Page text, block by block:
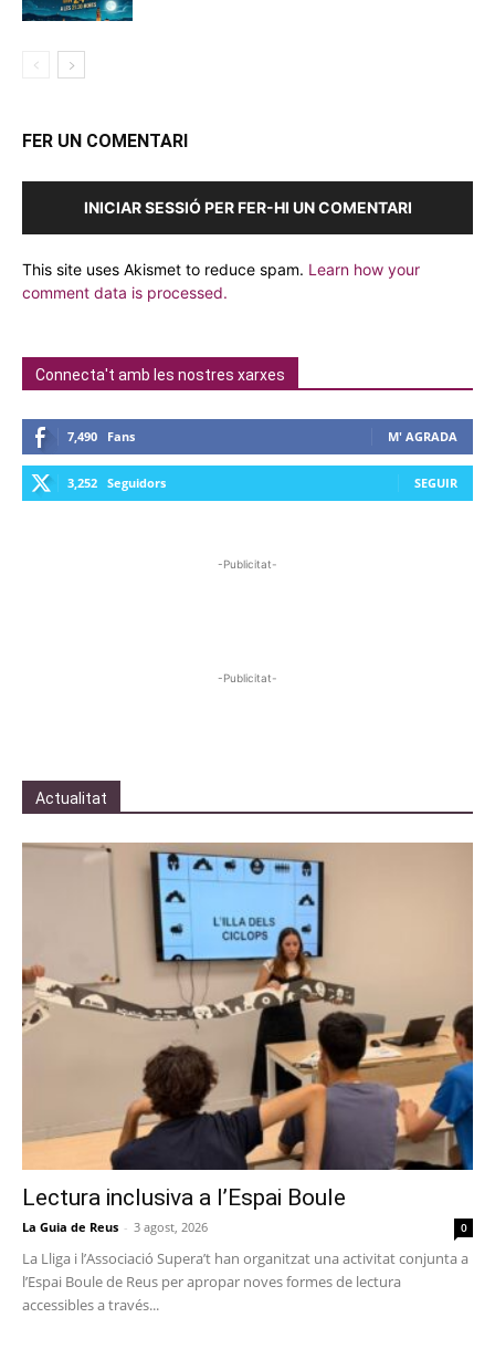
FER UN COMENTARI
INICIAR SESSIÓ PER FER-HI UN COMENTARI
This site uses Akismet to reduce spam. Learn how your
comment data is processed.
Connecta't amb les nostres xarxes
7,490 Fans M' AGRADA
3,252 Seguidors SEGUIR
-Publicitat-
-Publicitat-
Actualitat
Lectura inclusiva a l’Espai Boule
La Guia de Reus - 3 agost, 2026 0
La Lliga i l’Associació Supera’t han organitzat una activitat conjunta a
l’Espai Boule de Reus per apropar noves formes de lectura
accessibles a través...